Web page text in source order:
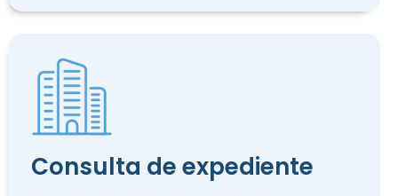
Consulta de expediente